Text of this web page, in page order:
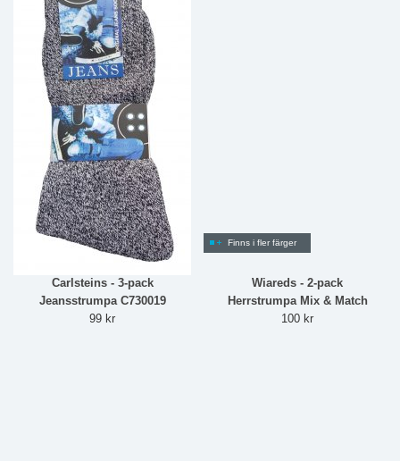
Carlsteins - 3-pack
Jeansstrumpa C730019
99 kr
Finns i fler färger
Wiareds - 2-pack
Herrstrumpa Mix & Match
100 kr